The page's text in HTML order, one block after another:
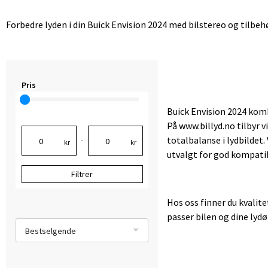
Forbedre lyden i din Buick Envision 2024 med bilstereo og
Pris
kr - kr
Filtrer
Bestselgende
Buick Envision 2024
På www.billyd.no tilbyr
totalbalanse i lydbildet.
utvalgt for god
Hos oss finner du
passer bilen og dine